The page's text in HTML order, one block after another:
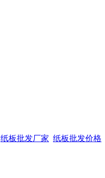
纸板批发厂家 纸板批发价格